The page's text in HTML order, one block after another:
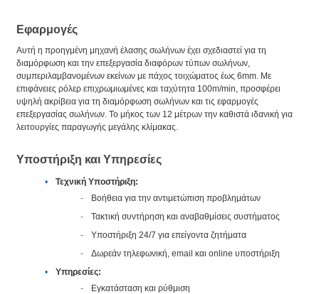
Εφαρμογές
Αυτή η προηγμένη μηχανή έλασης σωλήνων έχει σχεδιαστεί για τη
διαμόρφωση και την επεξεργασία διαφόρων τύπων σωλήνων,
συμπεριλαμβανομένων εκείνων με πάχος τοιχώματος έως 6mm. Με
επιφάνειες ρόλερ επιχρωμιωμένες και ταχύτητα 100m/min, προσφέρει
υψηλή ακρίβεια για τη διαμόρφωση σωλήνων και τις εφαρμογές
επεξεργασίας σωλήνων. Το μήκος των 12 μέτρων την καθιστά ιδανική για
λειτουργίες παραγωγής μεγάλης κλίμακας.
Υποστήριξη και Υπηρεσίες
Τεχνική Υποστήριξη:
Βοήθεια για την αντιμετώπιση προβλημάτων
Τακτική συντήρηση και αναβαθμίσεις συστήματος
Υποστήριξη 24/7 για επείγοντα ζητήματα
Δωρεάν τηλεφωνική, email και online υποστήριξη
Υπηρεσίες:
Εγκατάσταση και ρύθμιση